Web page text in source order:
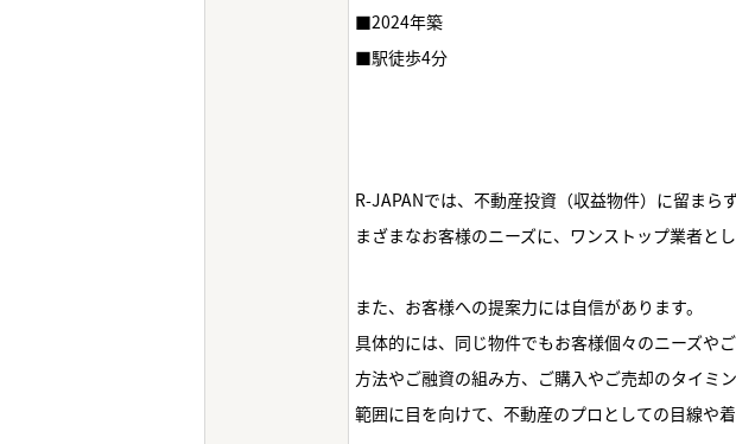
■2024年築
■駅徒歩4分
R-JAPANでは、不動産投資（収益物件）に留まら
まざまなお客様のニーズに、ワンストップ業者と
また、お客様への提案力には自信があります。
具体的には、同じ物件でもお客様個々のニーズや
方法やご融資の組み方、ご購入やご売却のタイミ
範囲に目を向けて、不動産のプロとしての目線や